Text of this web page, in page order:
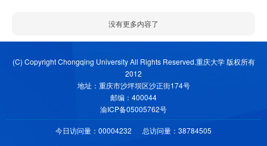
没有更多内容了
(C) Copyright Chongqing University All Rights Reserved.重庆大学 版权所有
2012
地址：重庆市沙坪坝区沙正街174号
邮编：400044
渝ICP备05005762号
今日访问量： 00004232 总访问量： 38784505